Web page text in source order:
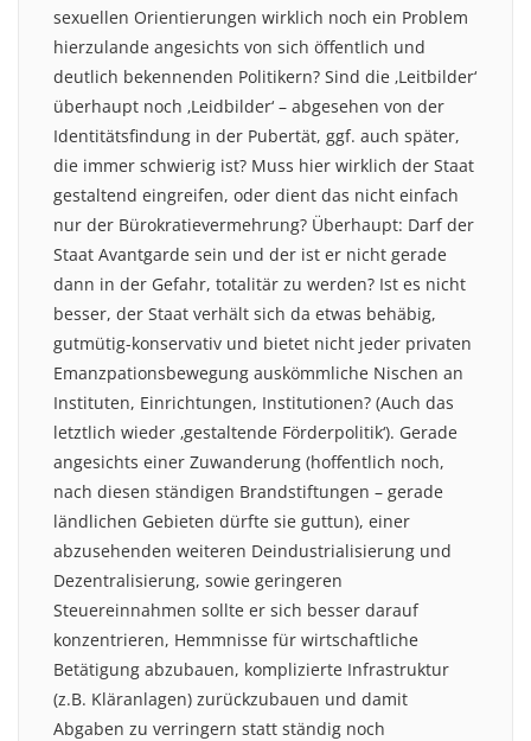
sexuellen Orientierungen wirklich noch ein Problem
hierzulande angesichts von sich öffentlich und
deutlich bekennenden Politikern? Sind die ‚Leitbilder‘
überhaupt noch ‚Leidbilder‘ – abgesehen von der
Identitätsfindung in der Pubertät, ggf. auch später,
die immer schwierig ist? Muss hier wirklich der Staat
gestaltend eingreifen, oder dient das nicht einfach
nur der Bürokratievermehrung? Überhaupt: Darf der
Staat Avantgarde sein und der ist er nicht gerade
dann in der Gefahr, totalitär zu werden? Ist es nicht
besser, der Staat verhält sich da etwas behäbig,
gutmütig-konservativ und bietet nicht jeder privaten
Emanzpationsbewegung auskömmliche Nischen an
Instituten, Einrichtungen, Institutionen? (Auch das
letztlich wieder ‚gestaltende Förderpolitik‘). Gerade
angesichts einer Zuwanderung (hoffentlich noch,
nach diesen ständigen Brandstiftungen – gerade
ländlichen Gebieten dürfte sie guttun), einer
abzusehenden weiteren Deindustrialisierung und
Dezentralisierung, sowie geringeren
Steuereinnahmen sollte er sich besser darauf
konzentrieren, Hemmnisse für wirtschaftliche
Betätigung abzubauen, komplizierte Infrastruktur
(z.B. Kläranlagen) zurückzubauen und damit
Abgaben zu verringern statt ständig noch